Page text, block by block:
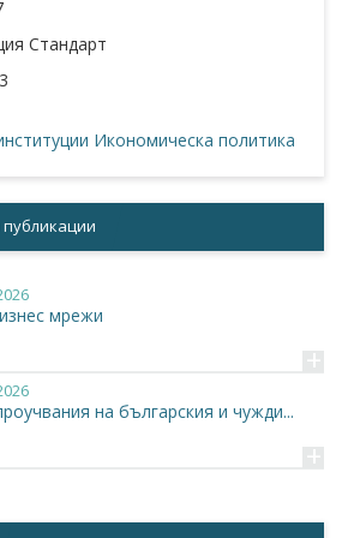
Стандарт
Икономическа политика
мрежи
+
на българския и чужди...
+